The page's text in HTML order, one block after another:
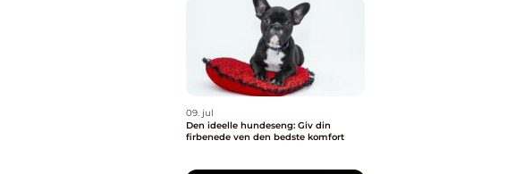
09. jul
Den ideelle hundeseng: Giv din
firbenede ven den bedste komfort